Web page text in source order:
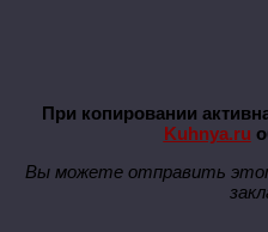
При копировании
Kuhnya.ru
Вы можете отправить